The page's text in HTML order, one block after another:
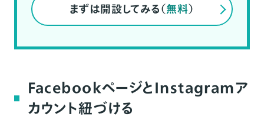
まずは開設してみる（無料）
FacebookページとInstagramア
カウント紐づける